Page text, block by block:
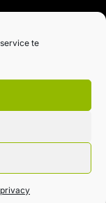
te
met
door